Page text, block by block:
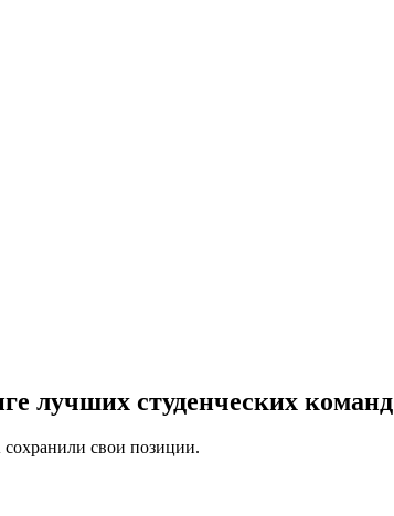
лучших студенческих команд
свои позиции.